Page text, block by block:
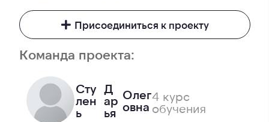
Присоединиться к проекту
Команда проекта:
Сту
лен
ь
Д
ар
ья
Олег
овна
4 курс
обучения